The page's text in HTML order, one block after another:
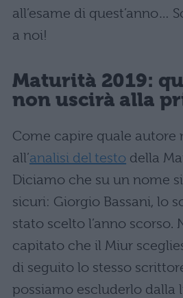
all’esame di quest’anno…
a noi!
Maturità 2019:
non uscirà alla
Come capire quale autore
all’analisi del testo della
Diciamo che su un nome
sicuri: Giorgio Bassani, lo
stato scelto l’anno scorso.
capitato che il Miur
di seguito lo stesso
possiamo escluderlo dalla